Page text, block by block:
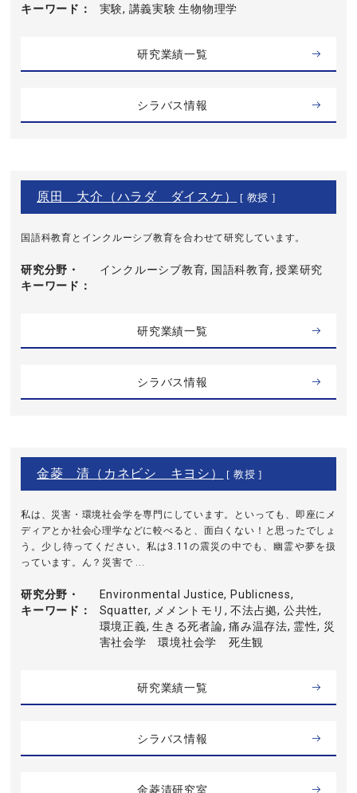
キーワード
実験, 講義実験 生物物理学
研究業績一覧
シラバス情報
原田 大介（ハラダ ダイスケ） [ 教授 ]
国語科教育とインクルーシブ教育を合わせて研究しています。
研究分野・
キーワード
インクルーシブ教育, 国語科教育, 授業研究
研究業績一覧
シラバス情報
金菱 清（カネビシ キヨシ） [ 教授 ]
私は、災害・環境社会学を専門にしています。といっても、即座にメ
ディアとか社会心理学などに較べると、面白くない！と思ったでしょ
う。少し待ってください。私は3.11の震災の中でも、幽霊や夢を扱
っています。ん？災害で ...
研究分野・
キーワード
Environmental Justice, Publicness,
Squatter, メメントモリ, 不法占拠, 公共性,
環境正義, 生きる死者論, 痛み温存法, 霊性, 災
害社会学 環境社会学 死生観
研究業績一覧
シラバス情報
金菱清研究室